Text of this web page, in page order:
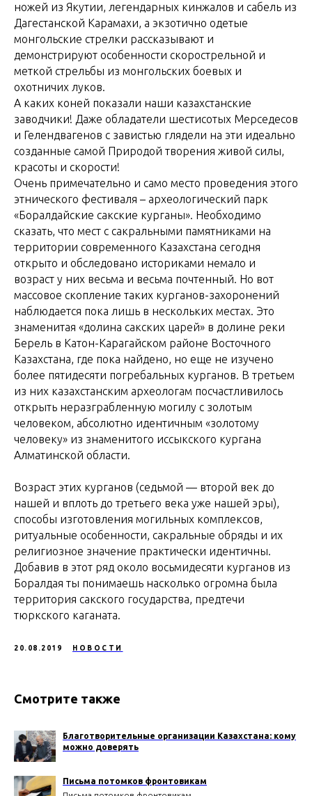
ножей из Якутии, легендарных кинжалов и сабель из
Дагестанской Карамахи, а экзотично одетые
монгольские стрелки рассказывают и
демонстрируют особенности скорострельной и
меткой стрельбы из монгольских боевых и
охотничих луков.
А каких коней показали наши казахстанские
заводчики! Даже обладатели шестисотых Мерседесов
и Гелендвагенов с завистью глядели на эти идеально
созданные самой Природой творения живой силы,
красоты и скорости!
Очень примечательно и само место проведения этого
этнического фестиваля – археологический парк
«Боралдайские сакские курганы». Необходимо
сказать, что мест с сакральными памятниками на
территории современного Казахстана сегодня
открыто и обследовано историками немало и
возраст у них весьма и весьма почтенный. Но вот
массовое скопление таких курганов-захоронений
наблюдается пока лишь в нескольких местах. Это
знаменитая «долина сакских царей» в долине реки
Берель в Катон-Карагайском районе Восточного
Казахстана, где пока найдено, но еще не изучено
более пятидесяти погребальных курганов. В третьем
из них казахстанским археологам посчастливилось
открыть неразграбленную могилу с золотым
человеком, абсолютно идентичным «золотому
человеку» из знаменитого иссыкского кургана
Алматинской области.
Возраст этих курганов (седьмой — второй век до
нашей и вплоть до третьего века уже нашей эры),
способы изготовления могильных комплексов,
ритуальные особенности, сакральные обряды и их
религиозное значение практически идентичны.
Добавив в этот ряд около восьмидесяти курганов из
Боралдая ты понимаешь насколько огромна была
территория сакского государства, предтечи
тюркского каганата.
20.08.2019 НОВОСТИ
Смотрите также
Благотворительные организации Казахстана: кому
можно доверять
Письма потомков фронтовикам